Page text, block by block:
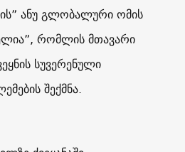
ანუ გლობალური ომის
რომლის მთავარი
სუვერენული
შექმნა.